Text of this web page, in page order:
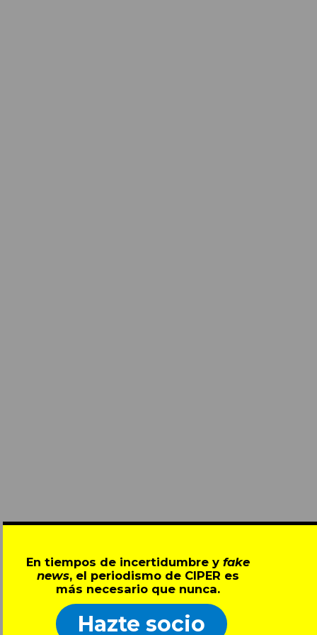
En tiempos de incertidumbre y fake
news, el periodismo de CIPER es
más necesario que nunca.
Hazte socio